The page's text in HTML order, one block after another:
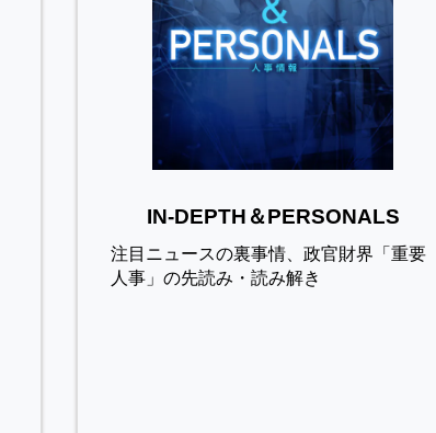
IN-DEPTH＆PERSONALS
注目ニュースの裏事情、政官財界「重要
人事」の先読み・読み解き